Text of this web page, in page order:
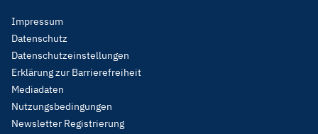
Footer
Menu
Legal
Impressum
Datenschutz
Datenschutzeinstellungen
Erklärung zur Barrierefreiheit
Mediadaten
Nutzungsbedingungen
Newsletter Registrierung